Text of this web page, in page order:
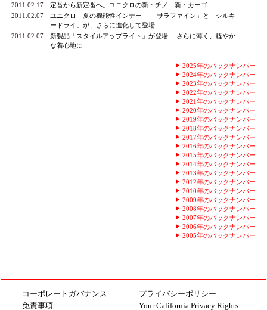
2011.02.17
定番から新定番へ。ユニクロの新・チノ 新・カーゴ
2011.02.07
ユニクロ 夏の機能性インナー 「サラファイン」と「シルキ
ードライ」が、さらに進化して登場
2011.02.07
新製品「スタイルアップライト」が登場 さらに薄く、軽やか
な着心地に
2025年のバックナンバー
2024年のバックナンバー
2023年のバックナンバー
2022年のバックナンバー
2021年のバックナンバー
2020年のバックナンバー
2019年のバックナンバー
2018年のバックナンバー
2017年のバックナンバー
2016年のバックナンバー
2015年のバックナンバー
2014年のバックナンバー
2013年のバックナンバー
2012年のバックナンバー
2010年のバックナンバー
2009年のバックナンバー
2008年のバックナンバー
2007年のバックナンバー
2006年のバックナンバー
2005年のバックナンバー
コーポレートガバナンス
免責事項
プライバシーポリシー
Your California Privacy Rights